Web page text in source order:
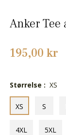
Anker Tee
Normalpris
195,00 kr
Størrelse : XS
XS S
4XL 5XL